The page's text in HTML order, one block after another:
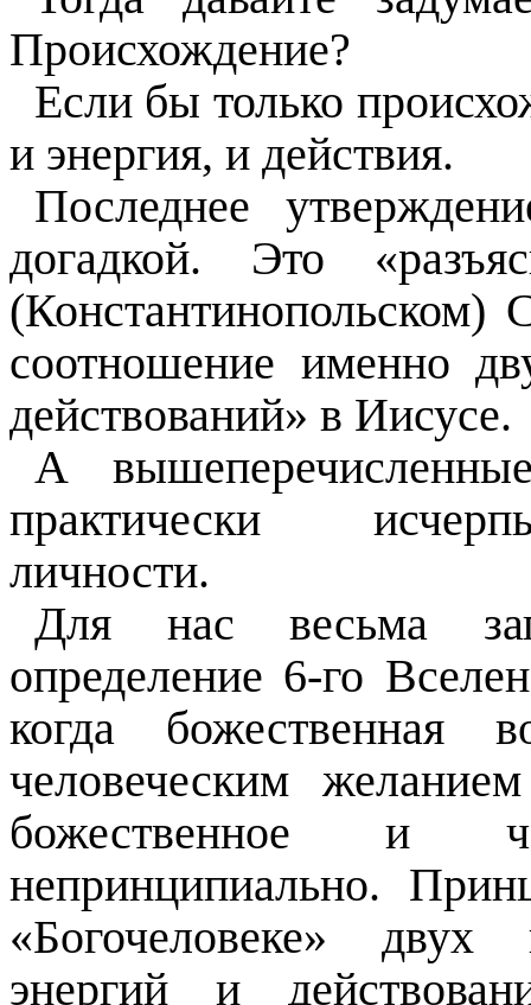
Происхождение?
Если бы только
и энергия, и действия.
Последнее
догадкой. Это
(Константинопольском)
соотношение именно
действований» в Иисусе.
А
практически
личности.
Для нас весьма
определение 6-го
когда божественная
человеческим
божественное и
непринципиально.
«Богочеловеке»
энергий и